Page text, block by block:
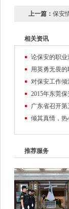
上一篇： 保安
相关资讯
论保安的职业
2015年东莞
推荐服务